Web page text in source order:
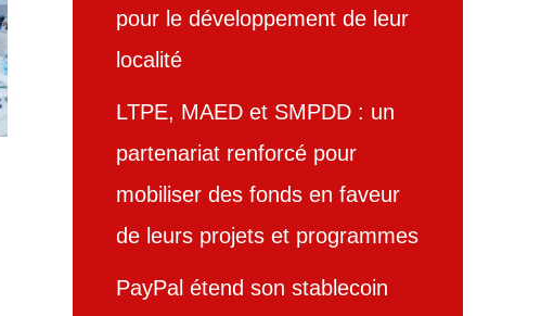
pour le développement de leur
localité
LTPE, MAED et SMPDD : un
partenariat renforcé pour
mobiliser des fonds en faveur
de leurs projets et programmes
PayPal étend son stablecoin